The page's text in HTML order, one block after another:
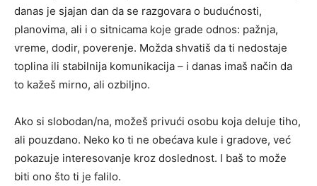
danas je sjajan dan da se razgovara o budućnosti,
planovima, ali i o sitnicama koje grade odnos: pažnja,
vreme, dodir, poverenje. Možda shvatiš da ti nedostaje
toplina ili stabilnija komunikacija – i danas imaš način da
to kažeš mirno, ali ozbiljno.
Ako si slobodan/na, možeš privući osobu koja deluje tiho,
ali pouzdano. Neko ko ti ne obećava kule i gradove, već
pokazuje interesovanje kroz doslednost. I baš to može
biti ono što ti je falilo.